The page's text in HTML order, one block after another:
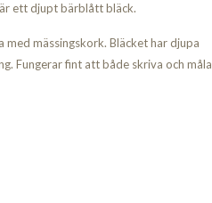
ett djupt bärblått bläck.
med mässingskork. Bläcket har djupa
Fungerar fint att både skriva och måla